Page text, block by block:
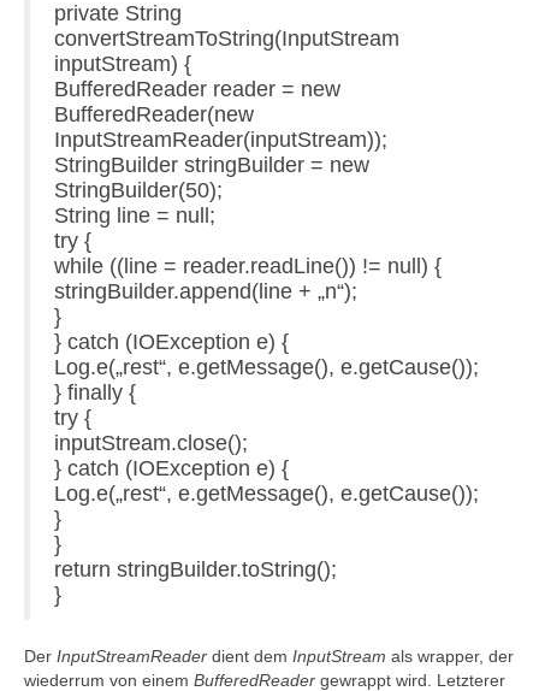
private String
convertStreamToString(InputStream
inputStream) {
BufferedReader reader = new
BufferedReader(new
InputStreamReader(inputStream));
StringBuilder stringBuilder = new
StringBuilder(50);
String line = null;
try {
while ((line = reader.readLine()) != null) {
stringBuilder.append(line + „n“);
}
} catch (IOException e) {
Log.e(„rest“, e.getMessage(), e.getCause());
} finally {
try {
inputStream.close();
} catch (IOException e) {
Log.e(„rest“, e.getMessage(), e.getCause());
}
}
return stringBuilder.toString();
}
Der InputStreamReader dient dem InputStream als wrapper, der
wiederrum von einem BufferedReader gewrappt wird. Letzterer